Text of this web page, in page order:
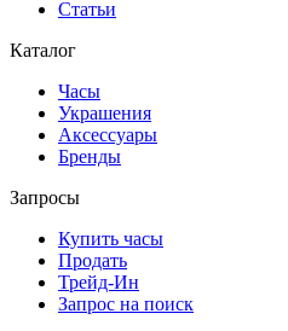
Статьи
Каталог
Часы
Украшения
Аксессуары
Бренды
Запросы
Купить часы
Продать
Трейд-Ин
Запрос на поиск